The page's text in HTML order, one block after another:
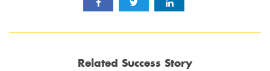
Related Success Story